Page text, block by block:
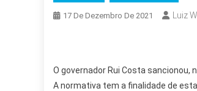
17 De Dezembro De 2021 Luiz
O governador Rui Costa sancionou,
A normativa tem a finalidade de